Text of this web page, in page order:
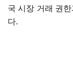
국 시장 거래 권
다.